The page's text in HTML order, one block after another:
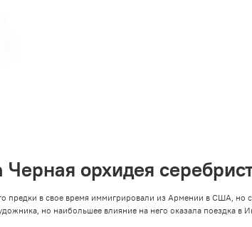
орхидея
в свое время иммигрировали из Армении в США, но
но наибольшее влияние на него оказала поездка в